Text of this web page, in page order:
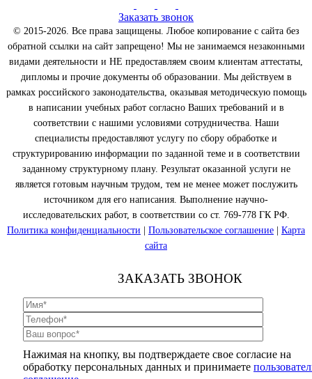
Заказать звонок
© 2015-2026. Все права защищены. Любое копирование с сайта без
обратной ссылки на сайт запрещено! Мы не занимаемся незаконными
видами деятельности и НЕ предоставляем своим клиентам аттестаты,
дипломы и прочие документы об образовании. Мы действуем в
рамках российского законодательства, оказывая методическую помощь
в написании учебных работ согласно Ваших требований и в
соответствии с нашими условиями сотрудничества. Наши
специалисты предоставляют услугу по сбору обработке и
структурированию информации по заданной теме и в соответствии
заданному структурному плану. Результат оказанной услуги не
является готовым научным трудом, тем не менее может послужить
источником для его написания. Выполнение научно-
исследовательских работ, в соответствии со ст. 769-778 ГК РФ.
Политика конфиденциальности
Пользовательское соглашение
Карта
сайта
ЗАКАЗАТЬ ЗВОНОК
Нажимая на кнопку, вы подтверждаете свое согласие на
обработку персональных данных и принимаете